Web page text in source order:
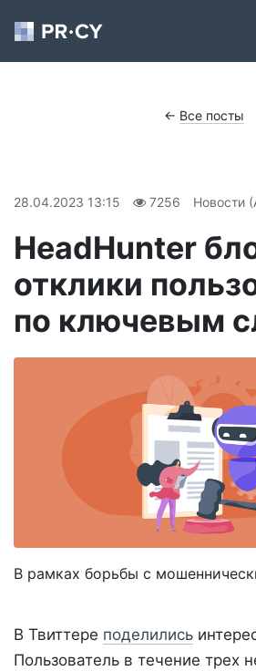
← Все посты
28.04.2023 13:15 7256 Новости
HeadHunter
отклики
по ключевым
В рамках борьбы с
В Твиттере поделились
Пользователь в течение трех